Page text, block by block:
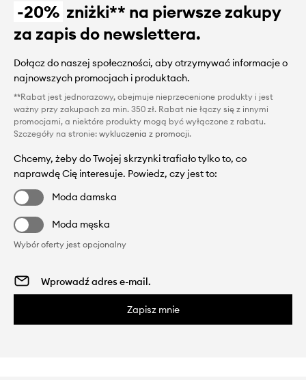
-20% zniżki** na pierwsze zakupy
za zapis do newslettera.
Dołącz do naszej społeczności, aby otrzymywać informacje o
najnowszych promocjach i produktach.
**Rabat jest jednorazowy, obejmuje nieprzecenione produkty i jest
ważny przy zakupach za min. 350 zł. Rabat nie łączy się z innymi
promocjami, a niektóre produkty mogą być wyłączone z rabatu.
Szczegóły na stronie: wykluczenia z promocji.
Chcemy, żeby do Twojej skrzynki trafiało tylko to, co
naprawdę Cię interesuje. Powiedz, czy jest to:
Moda damska
Moda męska
Wybór oferty jest opcjonalny
Zapisz mnie